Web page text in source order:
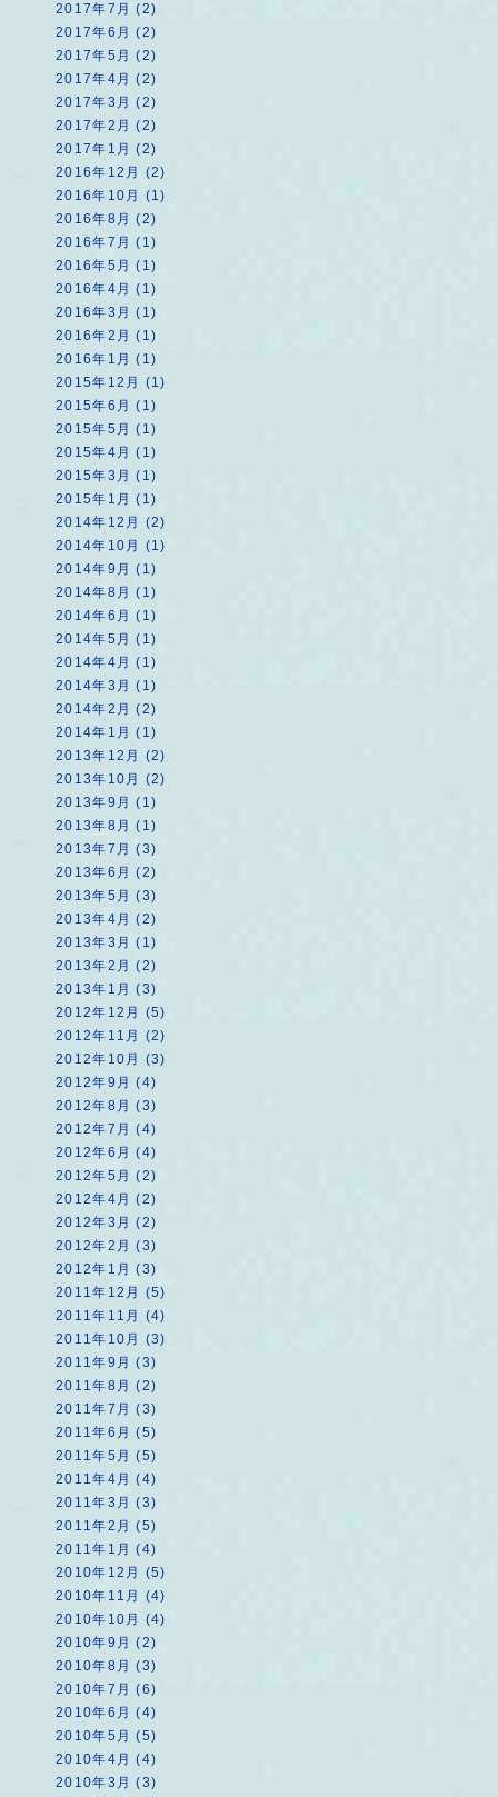
2017年7月 (2)
2017年6月 (2)
2017年5月 (2)
2017年4月 (2)
2017年3月 (2)
2017年2月 (2)
2017年1月 (2)
2016年12月 (2)
2016年10月 (1)
2016年8月 (2)
2016年7月 (1)
2016年5月 (1)
2016年4月 (1)
2016年3月 (1)
2016年2月 (1)
2016年1月 (1)
2015年12月 (1)
2015年6月 (1)
2015年5月 (1)
2015年4月 (1)
2015年3月 (1)
2015年1月 (1)
2014年12月 (2)
2014年10月 (1)
2014年9月 (1)
2014年8月 (1)
2014年6月 (1)
2014年5月 (1)
2014年4月 (1)
2014年3月 (1)
2014年2月 (2)
2014年1月 (1)
2013年12月 (2)
2013年10月 (2)
2013年9月 (1)
2013年8月 (1)
2013年7月 (3)
2013年6月 (2)
2013年5月 (3)
2013年4月 (2)
2013年3月 (1)
2013年2月 (2)
2013年1月 (3)
2012年12月 (5)
2012年11月 (2)
2012年10月 (3)
2012年9月 (4)
2012年8月 (3)
2012年7月 (4)
2012年6月 (4)
2012年5月 (2)
2012年4月 (2)
2012年3月 (2)
2012年2月 (3)
2012年1月 (3)
2011年12月 (5)
2011年11月 (4)
2011年10月 (3)
2011年9月 (3)
2011年8月 (2)
2011年7月 (3)
2011年6月 (5)
2011年5月 (5)
2011年4月 (4)
2011年3月 (3)
2011年2月 (5)
2011年1月 (4)
2010年12月 (5)
2010年11月 (4)
2010年10月 (4)
2010年9月 (2)
2010年8月 (3)
2010年7月 (6)
2010年6月 (4)
2010年5月 (5)
2010年4月 (4)
2010年3月 (3)